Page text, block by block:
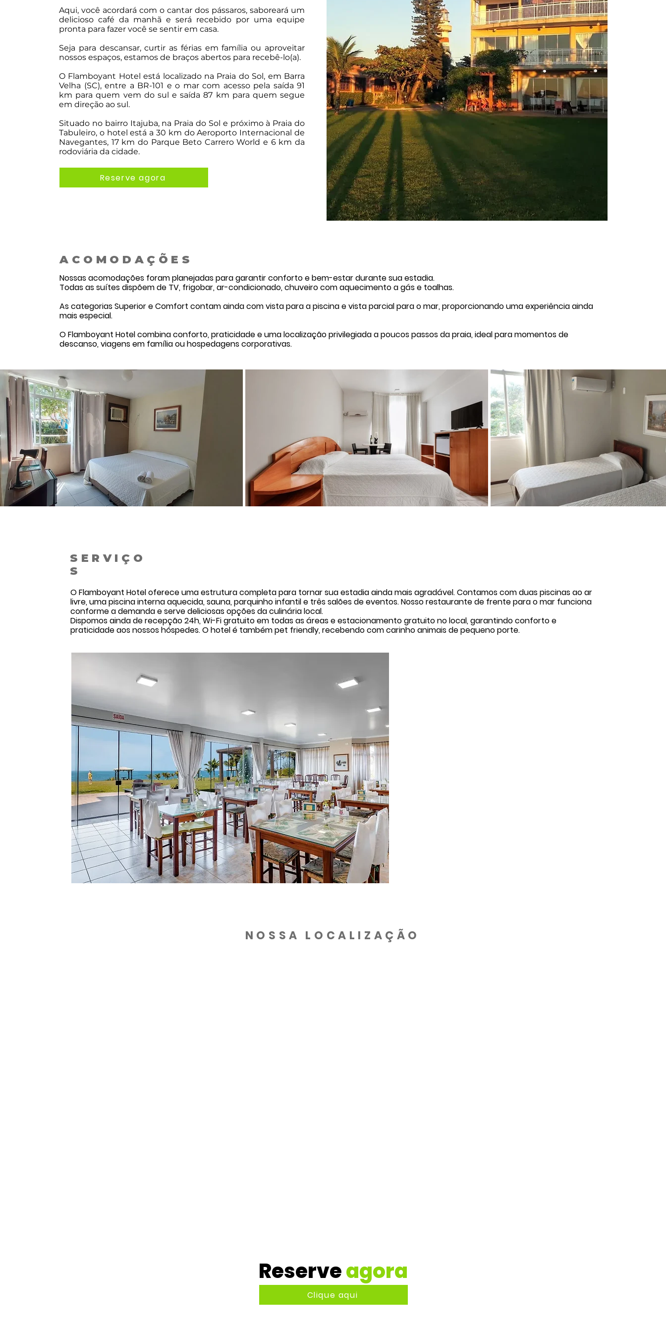
Aqui, você acordará com o cantar dos pássaros, saboreará um
delicioso café da manhã e será recebido por uma equipe
pronta para fazer você se sentir em casa.
Seja para descansar, curtir as férias em família ou aproveitar
nossos espaços, estamos de braços abertos para recebê-lo(a).
O Flamboyant Hotel está localizado na Praia do Sol, em Barra
Velha (SC), entre a BR-101 e o mar com acesso pela saída 91
km para quem vem do sul e saída 87 km para quem segue
em direção ao sul.
Situado no bairro Itajuba, na Praia do Sol e próximo à Praia do
Tabuleiro, o hotel está a 30 km do Aeroporto Internacional de
Navegantes, 17 km do Parque Beto Carrero World e 6 km da
rodoviária da cidade.
Reserve agora
ACOMODAÇÕES
Nossas acomodações foram planejadas para garantir conforto e bem-estar durante sua estadia.
Todas as suítes dispõem de TV, frigobar, ar-condicionado, chuveiro com aquecimento a gás e toalhas.
As categorias Superior e Comfort contam ainda com vista para a piscina e vista parcial para o mar, proporcionando uma experiência ainda
mais especial.
O Flamboyant Hotel combina conforto, praticidade e uma localização privilegiada a poucos passos da praia, ideal para momentos de
descanso, viagens em família ou hospedagens corporativas.
SERVIÇO
S
O Flamboyant Hotel oferece uma estrutura completa para tornar sua estadia ainda mais agradável. Contamos com duas piscinas ao ar
livre, uma piscina interna aquecida, sauna, parquinho infantil e três salões de eventos. Nosso restaurante de frente para o mar funciona
conforme a demanda e serve deliciosas opções da culinária local.
Dispomos ainda de recepção 24h, Wi-Fi gratuito em todas as áreas e estacionamento gratuito no local, garantindo conforto e
praticidade aos nossos hóspedes. O hotel é também pet friendly, recebendo com carinho animais de pequeno porte.
NOSSA LOCALIZAÇÃO
Reserveagora
Clique aqui